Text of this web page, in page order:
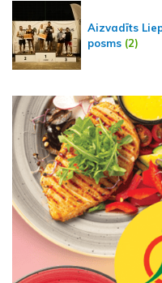
Aizvadīts
posms (2)